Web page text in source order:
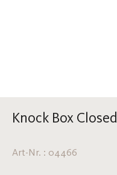
Knock Box Closed
Art-Nr. : 04466